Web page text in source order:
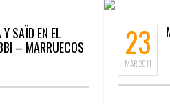
SAÏD EN EL
– MARRUECOS
23
MAR2011